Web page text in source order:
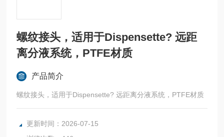
螺纹接头，适用于Dispensette? 远距
离分液系统，PTFE材质
产品简介
螺纹接头，适用于Dispensette? 远距离分液系统，PTFE材质
更新时间：2026-07-15